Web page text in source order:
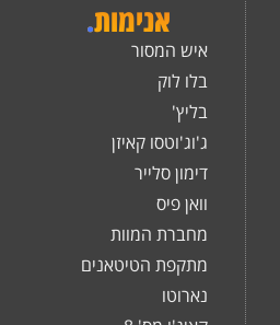
אנימות.
איש המסור
בלו לוק
בליץ'
ג'וג'וטסו קאיזן
דימון סלייר
וואן פיס
מחברת המוות
מתקפת הטיטאנים
נארוטו